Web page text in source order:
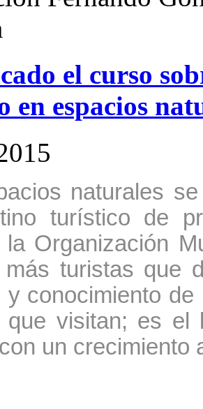
el curso
en espacios
naturales
turístico de
la Organización
más turistas que
y conocimiento
que visitan; es el
un crecimiento